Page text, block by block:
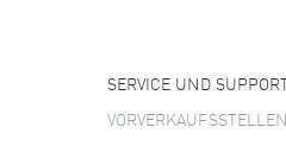
SERVICE UND SUPPORT
VORVERKAUFSSTELLEN